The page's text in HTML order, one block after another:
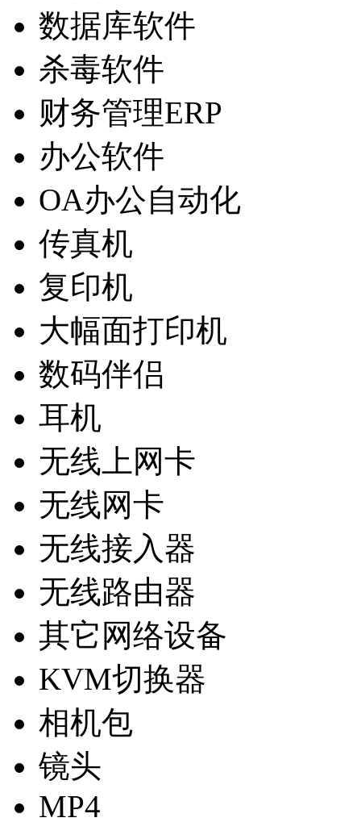
数据库软件
杀毒软件
财务管理ERP
办公软件
OA办公自动化
传真机
复印机
大幅面打印机
数码伴侣
耳机
无线上网卡
无线网卡
无线接入器
无线路由器
其它网络设备
KVM切换器
相机包
镜头
MP4